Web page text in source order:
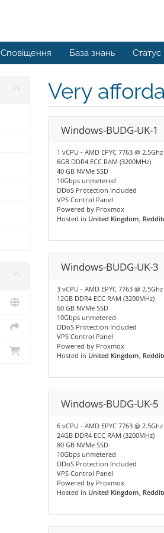
Сповіщення База знань
Very
Windows-BUDG-UK-1
1 vCPU - AMD EPYC 7763 @ 2.5Ghz
6GB DDR4 ECC RAM (3200MHz)
40 GB NVMe SSD
10Gbps unmetered
DDoS Protection Included
VPS Control Panel
Powered by Proxmox
Hosted in United Kingdom,
Windows-BUDG-UK-3
3 vCPU - AMD EPYC 7763 @ 2.5Ghz
12GB DDR4 ECC RAM (3200MHz)
60 GB NVMe SSD
10Gbps unmetered
DDoS Protection Included
VPS Control Panel
Powered by Proxmox
Hosted in United Kingdom,
Windows-BUDG-UK-5
6 vCPU - AMD EPYC 7763 @ 2.5Ghz
24GB DDR4 ECC RAM (3200MHz)
80 GB NVMe SSD
10Gbps unmetered
DDoS Protection Included
VPS Control Panel
Powered by Proxmox
Hosted in United Kingdom,